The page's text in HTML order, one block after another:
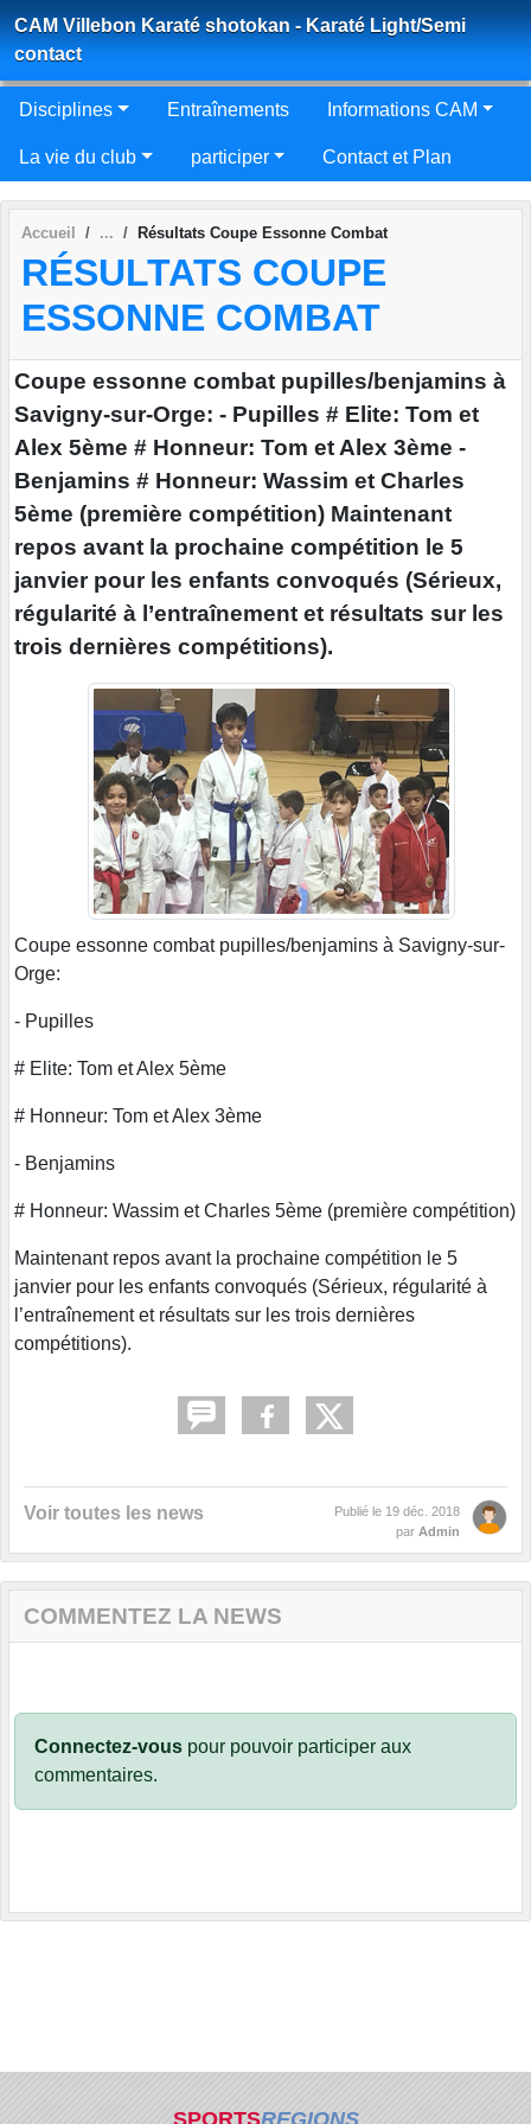
CAM Villebon Karaté shotokan - Karaté Light/Semi
contact
Disciplines Entraînements Informations CAM
La vie du club participer Contact et Plan
Accueil Résultats Coupe Essonne Combat
RÉSULTATS COUPE
ESSONNE COMBAT
Coupe essonne combat pupilles/benjamins à
Savigny-sur-Orge: - Pupilles # Elite: Tom et
Alex 5ème # Honneur: Tom et Alex 3ème -
Benjamins # Honneur: Wassim et Charles
5ème (première compétition) Maintenant
repos avant la prochaine compétition le 5
janvier pour les enfants convoqués (Sérieux,
régularité à l’entraînement et résultats sur les
trois dernières compétitions).
Coupe essonne combat pupilles/benjamins à Savigny-sur-
Orge:
- Pupilles
# Elite: Tom et Alex 5ème
# Honneur: Tom et Alex 3ème
- Benjamins
# Honneur: Wassim et Charles 5ème (première compétition)
Maintenant repos avant la prochaine compétition le 5
janvier pour les enfants convoqués (Sérieux, régularité à
l’entraînement et résultats sur les trois dernières
compétitions).
Voir toutes les news Publié le 19 déc. 2018
par Admin
COMMENTEZ LA NEWS
Connectez-vous pour pouvoir participer aux
commentaires.
SPORTSREGIONS
Panneau de gestion des cookies